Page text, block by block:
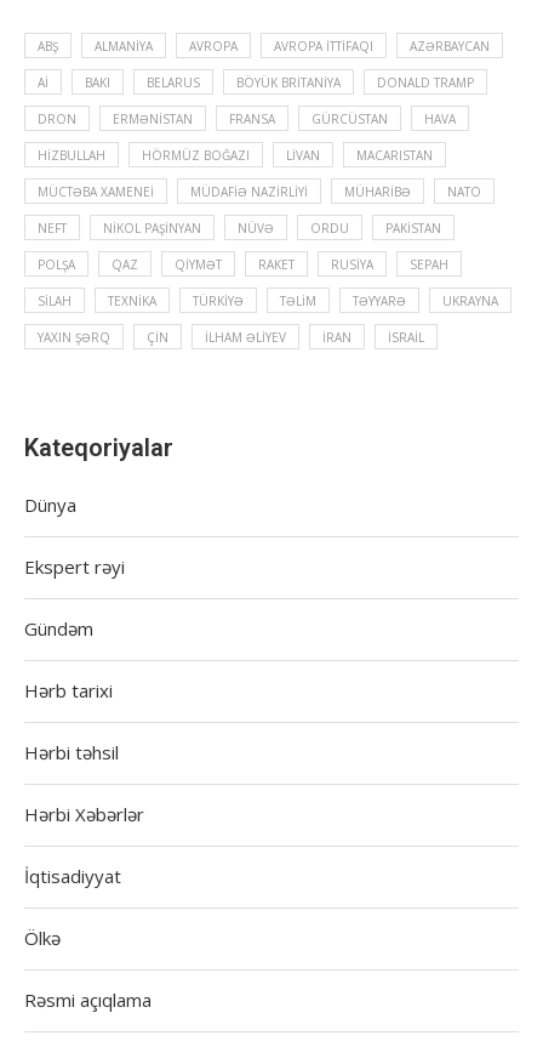
ABŞ ALMANIYA AVROPA AVROPA İTTIFAQI AZƏRBAYCAN
Aİ BAKI BELARUS BÖYÜK BRITANIYA DONALD TRAMP
DRON ERMƏNISTAN FRANSA GÜRCÜSTAN HAVA
HIZBULLAH HÖRMÜZ BOĞAZI LIVAN MACARISTAN
MÜCTƏBA XAMENEI MÜDAFIƏ NAZIRLIYI MÜHARIBƏ NATO
NEFT NIKOL PAŞINYAN NÜVƏ ORDU PAKISTAN
POLŞA QAZ QIYMƏT RAKET RUSIYA SEPAH
SILAH TEXNIKA TÜRKIYƏ TƏLIM TƏYYARƏ UKRAYNA
YAXIN ŞƏRQ ÇIN İLHAM ƏLIYEV İRAN İSRAIL
Kateqoriyalar
Dünya
Ekspert rəyi
Gündəm
Hərb tarixi
Hərbi təhsil
Hərbi Xəbərlər
İqtisadiyyat
Ölkə
Rəsmi açıqlama